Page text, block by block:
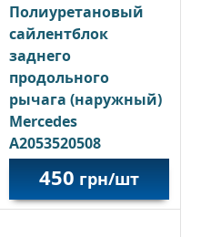
Полиуретановый
сайлентблок
заднего
продольного
рычага (наружный)
Mercedes
A2053520508
450 грн/шт